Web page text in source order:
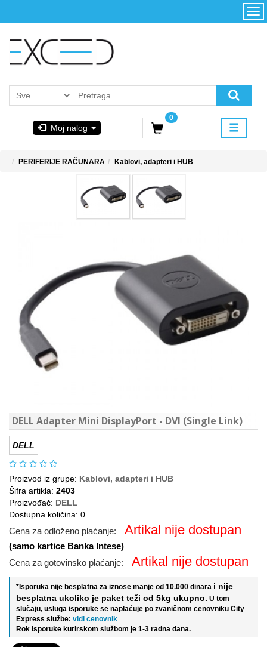
Moj nalog
0
Početna
korišćenja i
& STEAM
PoweredByAsus
PERIFERIJE RAČUNARA Kablovi, adapteri i HUB
DELL Adapter Mini DisplayPort - DVI (Single Link)
DELL
Proizvod iz grupe: Kablovi, adapteri i HUB
Šifra artikla: 2403
Proizvođač: DELL
Dostupna količina: 0
Cena za odloženo plaćanje: Artikal nije dostupan
(samo kartice Banka Intese)
Cena za gotovinsko plaćanje:
Artikal nije dostupan
*Isporuka nije besplatna za iznose manje od 10.000 dinara i nije
besplatna ukoliko je paket teži od 5kg ukupno. U tom
slučaju, usluga isporuke se naplaćuje po zvaničnom cenovniku City
Express službe: vidi cenovnik
Rok isporuke kurirskom službom je 1-3 radna dana.